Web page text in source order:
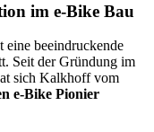
im e-Bike Bau
beeindruckende
Seit der Gründung im
sich Kalkhoff vom
e-Bike Pionier